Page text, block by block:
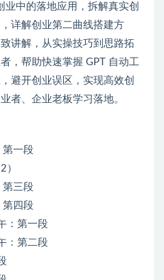
业中的落地应用，拆解真实创
详解创业第二曲线搭建方
讲解，从实操技巧到思路拓
，帮助快速掌握 GPT 自动工
避开创业误区，实现高效创
者、企业老板学习落地。
第一段
）
第三段
第四段
：第一段
：第二段